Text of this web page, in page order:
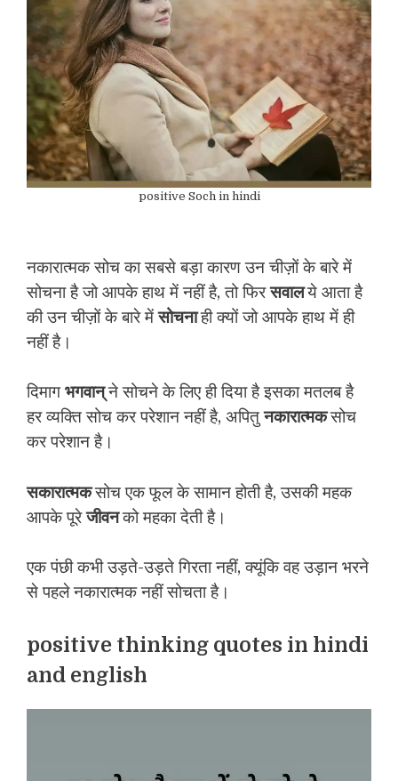
positive Soch in hindi
नकारात्मक सोच का सबसे बड़ा कारण उन चीज़ों के बारे में
सोचना है जो आपके हाथ में नहीं है, तो फिरसवालये आता है
की उन चीज़ों के बारे मेंसोचनाही क्यों जो आपके हाथ में ही
नहीं है।
दिमाग भगवान्ने सोचने के लिए ही दिया है इसका मतलब है
हर व्यक्ति सोच कर परेशान नहीं है, अपितुनकारात्मकसोच
कर परेशान है।
सकारात्मकसोच एक फूल के सामान होती है, उसकी महक
आपके पूरेजीवनको महका देती है।
एक पंछी कभी उड़ते-उड़ते गिरता नहीं, क्यूंकि वह उड़ान भरने
से पहले नकारात्मक नहीं सोचता है।
positive thinking quotes in hindi
and english